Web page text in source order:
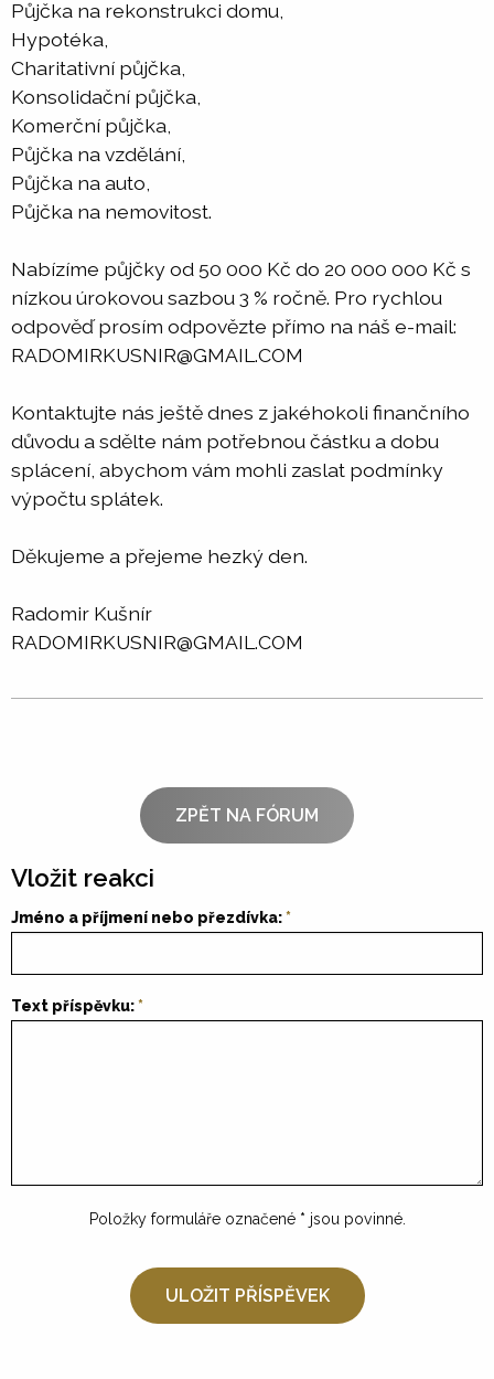
Půjčka na rekonstrukci domu,
Hypotéka,
Charitativní půjčka,
Konsolidační půjčka,
Komerční půjčka,
Půjčka na vzdělání,
Půjčka na auto,
Půjčka na nemovitost.
Nabízíme půjčky od 50 000 Kč do 20 000 000 Kč s
nízkou úrokovou sazbou 3 % ročně. Pro rychlou
odpověď prosím odpovězte přímo na náš e-mail:
RADOMIRKUSNIR@GMAIL.COM
Kontaktujte nás ještě dnes z jakéhokoli finančního
důvodu a sdělte nám potřebnou částku a dobu
splácení, abychom vám mohli zaslat podmínky
výpočtu splátek.
Děkujeme a přejeme hezký den.
Radomir Kušnír
RADOMIRKUSNIR@GMAIL.COM
ZPĚT NA FÓRUM
Vložit reakci
Jméno a příjmení nebo přezdívka:
Text příspěvku:
Položky formuláře označené * jsou povinné.